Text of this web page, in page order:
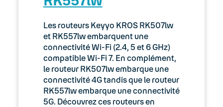
Keyyo Fax
Manager
Switchboard
Les routeurs Keyyo KROS RK507lw
et RK557lw embarquent une
connectivité Wi-Fi (2.4, 5 et 6 GHz)
compatible Wi-Fi 7. En complément,
le routeur RK507lw embarque une
connectivité 4G tandis que le routeur
RK557lw embarque une connectivité
5G. Découvrez ces routeurs en